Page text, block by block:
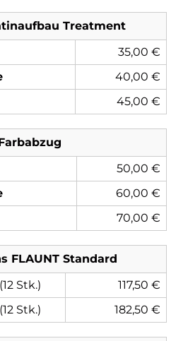
Treatment
35,00 €
40,00 €
45,00 €
50,00 €
60,00 €
70,00 €
FLAUNT Standard
(12 Stk.)
117,50 €
(12 Stk.) 182,50 €